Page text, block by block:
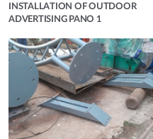
INSTALLATION OF OUTDOOR
ADVERTISING PANO 1